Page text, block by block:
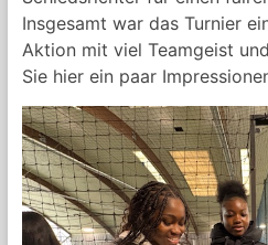
Insgesamt war das Turnier
Aktion mit viel Teamgeist
Sie hier ein paar